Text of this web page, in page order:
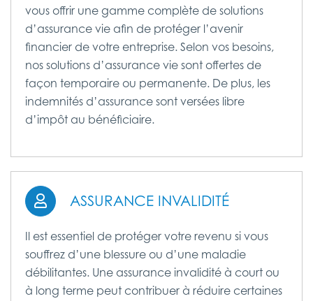
vous offrir une gamme complète de solutions
d’assurance vie afin de protéger l’avenir
financier de votre entreprise. Selon vos besoins,
nos solutions d’assurance vie sont offertes de
façon temporaire ou permanente. De plus, les
indemnités d’assurance sont versées libre
d’impôt au bénéficiaire.
ASSURANCE INVALIDITÉ
Il est essentiel de protéger votre revenu si vous
souffrez d’une blessure ou d’une maladie
débilitantes. Une assurance invalidité à court ou
à long terme peut contribuer à réduire certaines